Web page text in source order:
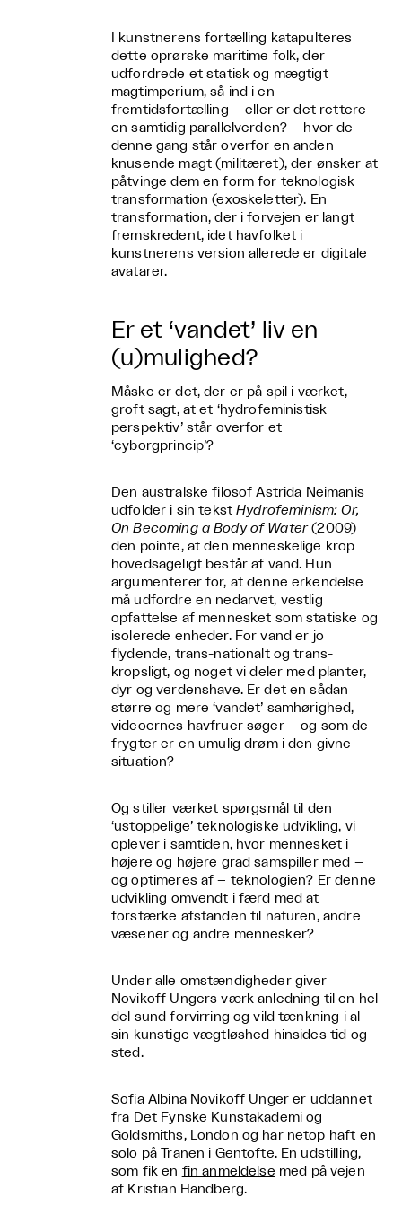
I kunstnerens fortælling katapulteres
dette oprørske maritime folk, der
udfordrede et statisk og mægtigt
magtimperium, så ind i en
fremtidsfortælling – eller er det rettere
en samtidig parallelverden? – hvor de
denne gang står overfor en anden
knusende magt (militæret), der ønsker at
påtvinge dem en form for teknologisk
transformation (exoskeletter). En
transformation, der i forvejen er langt
fremskredent, idet havfolket i
kunstnerens version allerede er digitale
avatarer.
Er et ‘vandet’ liv en
(u)mulighed?
Måske er det, der er på spil i værket,
groft sagt, at et ‘hydrofeministisk
perspektiv’ står overfor et
‘cyborgprincip’?
Den australske filosof Astrida Neimanis
udfolder i sin tekstHydrofeminism: Or,
On Becoming a Body of Water(2009)
den pointe, at den menneskelige krop
hovedsageligt består af vand. Hun
argumenterer for, at denne erkendelse
må udfordre en nedarvet, vestlig
opfattelse af mennesket som statiske og
isolerede enheder. For vand er jo
flydende, trans-nationalt og trans-
kropsligt, og noget vi deler med planter,
dyr og verdenshave. Er det en sådan
større og mere ‘vandet’ samhørighed,
videoernes havfruer søger – og som de
frygter er en umulig drøm i den givne
situation?
Og stiller værket spørgsmål til den
‘ustoppelige’ teknologiske udvikling, vi
oplever i samtiden, hvor mennesket i
højere og højere grad samspiller med –
og optimeres af – teknologien? Er denne
udvikling omvendt i færd med at
forstærke afstanden til naturen, andre
væsener og andre mennesker?
Under alle omstændigheder giver
Novikoff Ungers værk anledning til en hel
del sund forvirring og vild tænkning i al
sin kunstige vægtløshed hinsides tid og
sted.
Sofia Albina Novikoff Unger er uddannet
fra Det Fynske Kunstakademi og
Goldsmiths, London og har netop haft en
solo på Tranen i Gentofte. En udstilling,
som fik en fin anmeldelse med på vejen
af Kristian Handberg.